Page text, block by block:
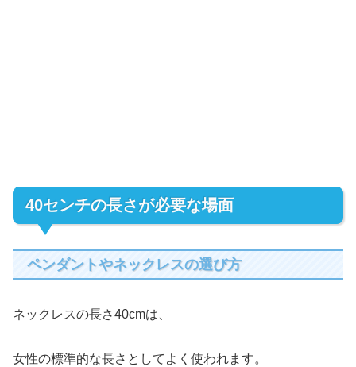
40センチの長さが必要な場面
ペンダントやネックレスの選び方
ネックレスの長さ40cmは、
女性の標準的な長さとしてよく使われます。